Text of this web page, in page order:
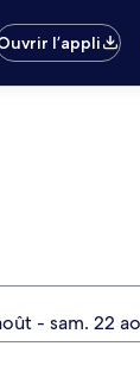
l’appli